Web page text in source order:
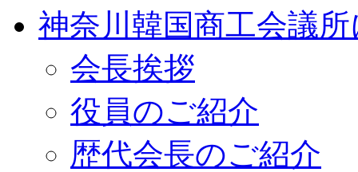
神奈川韓国商工会議
会長挨拶
役員のご紹介
歴代会長のご紹介